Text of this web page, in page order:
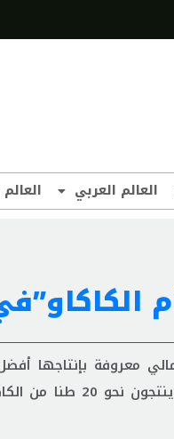
العالم العربي العالم
معروفة بإنتاجها
واليدوية